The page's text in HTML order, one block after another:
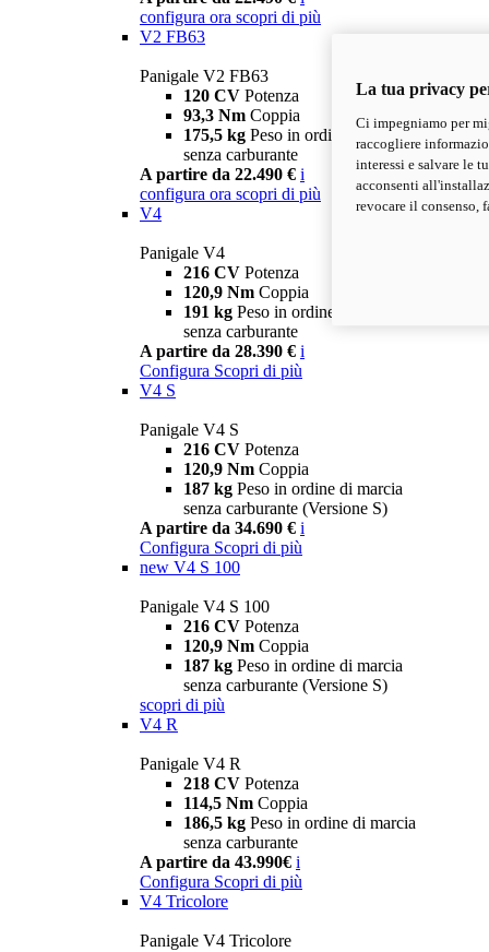
configura ora scopri di più
V2 FB63
Panigale V2 FB63
120 CV Potenza
93,3 Nm Coppia
175,5 kg Peso in ordine di marcia
senza carburante
A partire da 22.490 € i
configura ora scopri di più
V4
Panigale V4
216 CV Potenza
120,9 Nm Coppia
191 kg Peso in ordine di marcia
senza carburante
A partire da 28.390 € i
Configura Scopri di più
V4 S
Panigale V4 S
216 CV Potenza
120,9 Nm Coppia
187 kg Peso in ordine di marcia
senza carburante (Versione S)
A partire da 34.690 € i
Configura Scopri di più
new V4 S 100
Panigale V4 S 100
216 CV Potenza
120,9 Nm Coppia
187 kg Peso in ordine di marcia
senza carburante (Versione S)
scopri di più
V4 R
Panigale V4 R
218 CV Potenza
114,5 Nm Coppia
186,5 kg Peso in ordine di marcia
senza carburante
A partire da 43.990€ i
Configura Scopri di più
V4 Tricolore
Panigale V4 Tricolore
La tua privacy
Ci impegniamo per
raccogliere
interessi e salvare le
acconsenti
revocare il consenso,